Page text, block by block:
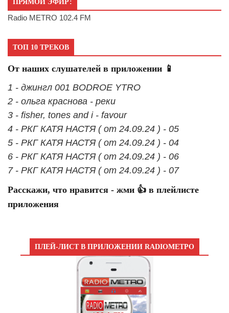
ПРЯМОЙ ЭФИР:
Radio METRO 102.4 FM
ТОП 10 ТРЕКОВ
От наших слушателей в приложении 📱
1 - джингл 001 BODROE YTRO
2 - ольга краснова - реки
3 - fisher, tones and i - favour
4 - РКГ КАТЯ НАСТЯ ( от 24.09.24 ) - 05
5 - РКГ КАТЯ НАСТЯ ( от 24.09.24 ) - 04
6 - РКГ КАТЯ НАСТЯ ( от 24.09.24 ) - 06
7 - РКГ КАТЯ НАСТЯ ( от 24.09.24 ) - 07
Расскажи, что нравится - жми 👍 в плейлисте
приложения
ПЛЕЙ-ЛИСТ В ПРИЛОЖЕНИИ RADIOМЕТРО